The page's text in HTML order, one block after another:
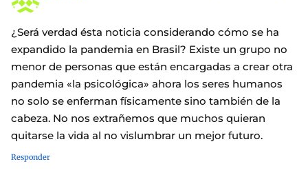
¿Será verdad ésta noticia considerando cómo se ha
expandido la pandemia en Brasil? Existe un grupo no
menor de personas que están encargadas a crear otra
pandemia «la psicológica» ahora los seres humanos
no solo se enferman físicamente sino también de la
cabeza. No nos extrañemos que muchos quieran
quitarse la vida al no vislumbrar un mejor futuro.
Responder